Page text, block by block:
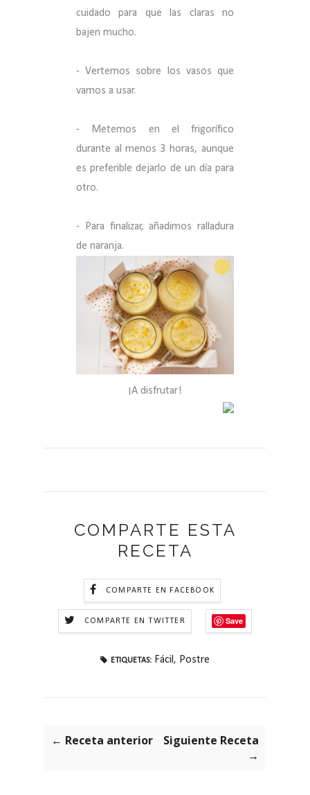
cuidado para que las claras no
bajen mucho.
- Vertemos sobre los vasos que
vamos a usar.
- Metemos en el frigorífico
durante al menos 3 horas, aunque
es preferible dejarlo de un día para
otro.
- Para finalizar, añadimos ralladura
de naranja.
¡A disfrutar!
COMPARTE ESTA
RECETA
COMPARTE EN FACEBOOK
COMPARTE EN TWITTER Save
ETIQUETAS: Fácil , Postre
← Receta anterior
Siguiente Receta
→